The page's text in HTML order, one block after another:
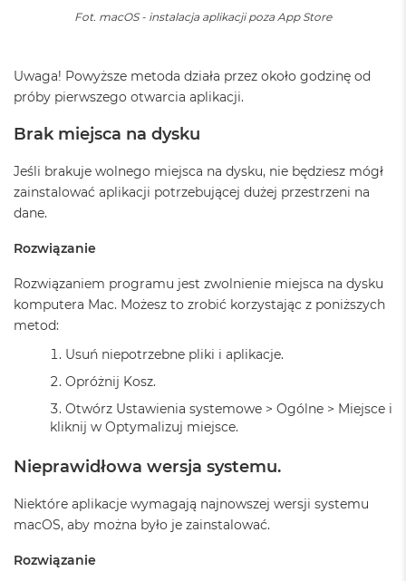
A
6
G
B
R
A
M
o
k
A
2
G
B
R
A
a
c
B
o
Fot. macOS - instalacja aplikacji poza App Store
Uwaga! Powyższe metoda działa przez około godzinę od
próby pierwszego otwarcia aplikacji.
Brak miejsca na dysku
Jeśli brakuje wolnego miejsca na dysku, nie będziesz mógł
zainstalować aplikacji potrzebującej dużej przestrzeni na
dane.
Rozwiązanie
Rozwiązaniem programu jest zwolnienie miejsca na dysku
komputera Mac. Możesz to zrobić korzystając z poniższych
metod:
Usuń niepotrzebne pliki i aplikacje.
Opróżnij Kosz.
Otwórz Ustawienia systemowe > Ogólne > Miejsce i
kliknij w Optymalizuj miejsce.
Nieprawidłowa wersja systemu.
Niektóre aplikacje wymagają najnowszej wersji systemu
macOS, aby można było je zainstalować.
Rozwiązanie